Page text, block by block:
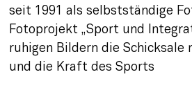
seit 1991 als selbstständige
Fotoprojekt „Sport und
ruhigen Bildern die Schicksale
und die Kraft des Sports